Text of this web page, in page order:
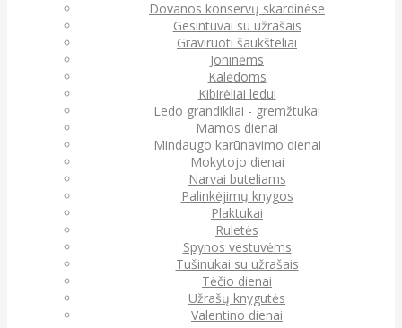
Dovanos konservų skardinėse
Gesintuvai su užrašais
Graviruoti šaukšteliai
Joninėms
Kalėdoms
Kibirėliai ledui
Ledo grandikliai - gremžtukai
Mamos dienai
Mindaugo karūnavimo dienai
Mokytojo dienai
Narvai buteliams
Palinkėjimų knygos
Plaktukai
Ruletės
Spynos vestuvėms
Tušinukai su užrašais
Tėčio dienai
Užrašų knygutės
Valentino dienai